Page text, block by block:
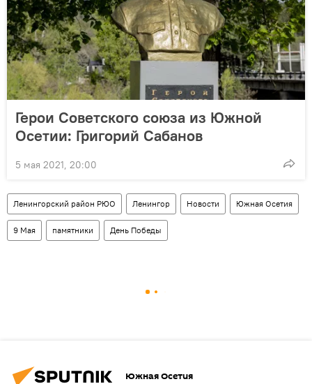
Герои Советского союза из Южной
Осетии: Григорий Сабанов
5 мая 2021, 20:00
Ленингорский район РЮО Ленингор Новости Южная Осетия
9 Мая памятники День Победы
Южная Осетия